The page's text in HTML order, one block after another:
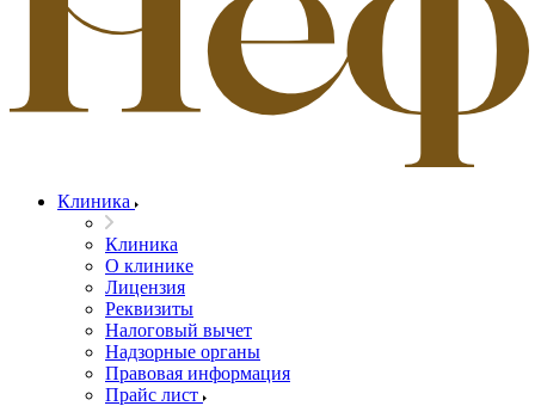
Клиника
Клиника
О клинике
Лицензия
Реквизиты
Налоговый вычет
Надзорные органы
Правовая информация
Прайс лист